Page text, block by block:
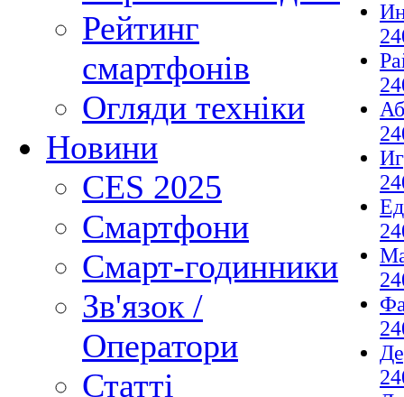
Рейтинг
смартфонів
Огляди техніки
Новини
CES 2025
Смартфони
Смарт-годинники
Зв'язок /
Оператори
Статті